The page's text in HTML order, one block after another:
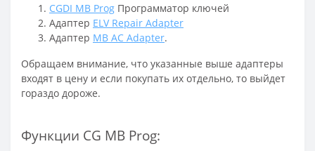
CGDI MB Prog Программатор ключей
Адаптер ELV Repair Adapter
Адаптер MB AC Adapter.
Обращаем внимание, что указанные выше адаптеры
входят в цену и если покупать их отдельно, то выйдет
гораздо дороже.
Функции CG MB Prog: